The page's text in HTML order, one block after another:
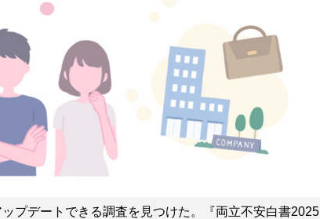
プデートできる調査を見つけた。『両立不安白書2025